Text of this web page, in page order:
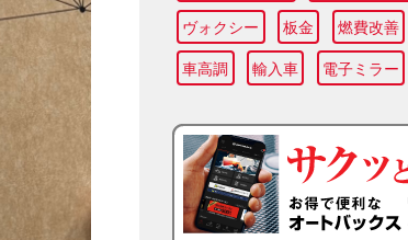
ヴォクシー 板金 燃費改善
車高調 輸入車 電子ミラー